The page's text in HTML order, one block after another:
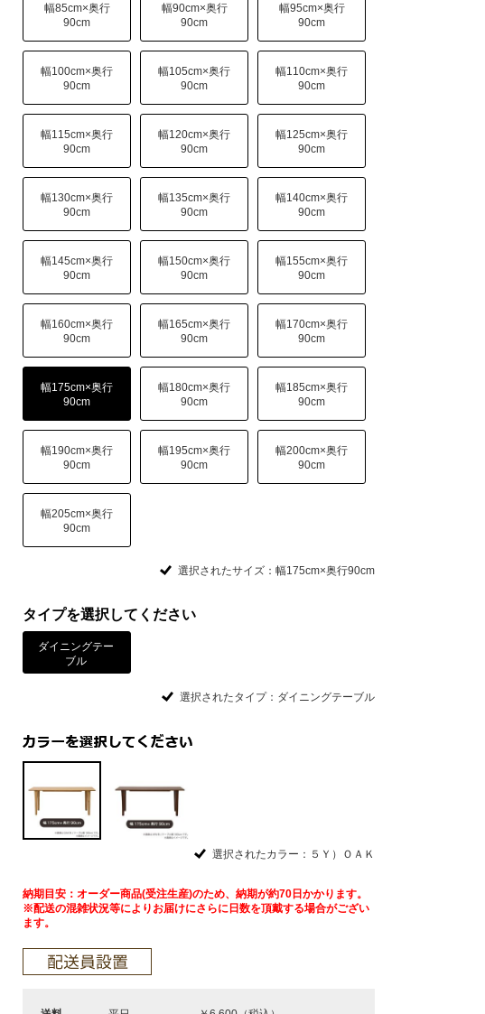
幅85cm×奥行
90cm
幅90cm×奥行
90cm
幅95cm×奥行
90cm
幅100cm×奥行
90cm
幅105cm×奥行
90cm
幅110cm×奥行
90cm
幅115cm×奥行
90cm
幅120cm×奥行
90cm
幅125cm×奥行
90cm
幅130cm×奥行
90cm
幅135cm×奥行
90cm
幅140cm×奥行
90cm
幅145cm×奥行
90cm
幅150cm×奥行
90cm
幅155cm×奥行
90cm
幅160cm×奥行
90cm
幅165cm×奥行
90cm
幅170cm×奥行
90cm
幅175cm×奥行
90cm
幅180cm×奥行
90cm
幅185cm×奥行
90cm
幅190cm×奥行
90cm
幅195cm×奥行
90cm
幅200cm×奥行
90cm
幅205cm×奥行
90cm
選択されたサイズ：幅175cm×奥行90cm
タイプを選択してください
ダイニングテー
ブル
選択されたタイプ：ダイニングテーブル
選択されたカラー：５Ｙ）ＯＡＫ
納期目安：オーダー商品(受注生産)のため、納期が約70日かかります。
※配送の混雑状況等によりお届けにさらに日数を頂戴する場合がござい
ます。